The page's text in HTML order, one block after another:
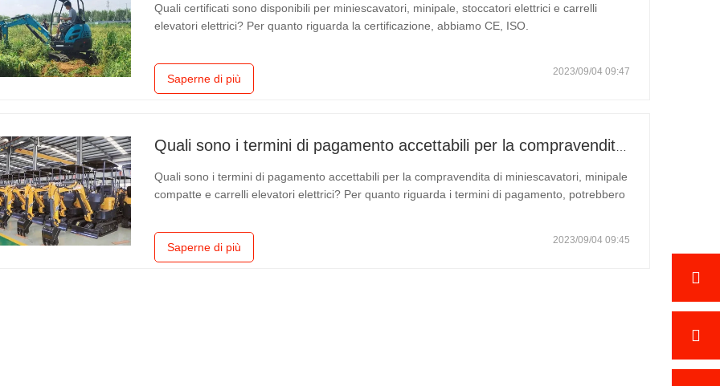
Quali certificati sono disponibili per miniescavatori, minipale, stoccatori elettrici e carrelli
elevatori elettrici? Per quanto riguarda la certificazione, abbiamo CE, ISO.
Saperne di più
2023/09/04 09:47
Quali sono i termini di pagamento accettabili per la compravendita di miniescavatori, minipale compatte e carrelli elevatori elettrici?
Quali sono i termini di pagamento accettabili per la compravendita di miniescavatori, minipale
compatte e carrelli elevatori elettrici? Per quanto riguarda i termini di pagamento, potrebbero
Saperne di più
2023/09/04 09:45